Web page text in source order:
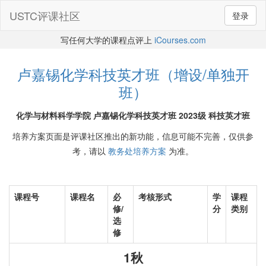
登录
USTC评课社区
写任何大学的课程点评上 iCourses.com
卢嘉锡化学科技英才班（增设/单独开
班）
化学与材料科学学院 卢嘉锡化学科技英才班 2023级 科技英才班
培养方案页面是评课社区推出的新功能，信息可能不完善，仅供参
考，请以 教务处培养方案 为准。
课程号 课程名
必
修/
选
修
考核形式
学
分
课程
类别
1秋